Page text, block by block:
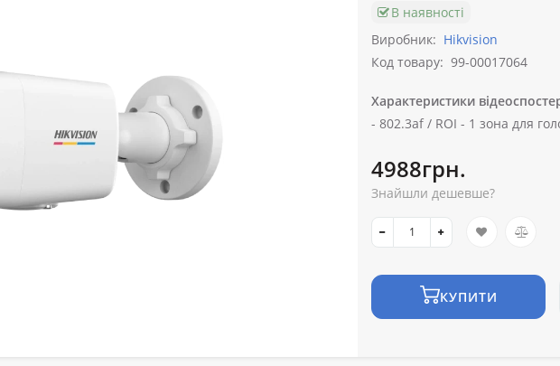
В наявності
Виробник: Hikvision
Код товару: 99-00017064
Характеристики
- 802.3af / ROI - 1 зона для
4988грн.
Знайшли дешевше?
КУПИТИ